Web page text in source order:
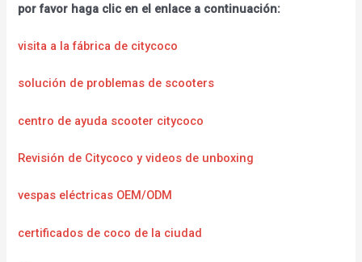
por favor haga clic en el enlace a continuación:
visita a la fábrica de citycoco
solución de problemas de scooters
centro de ayuda scooter citycoco
Revisión de Citycoco y videos de unboxing
vespas eléctricas OEM/ODM
certificados de coco de la ciudad